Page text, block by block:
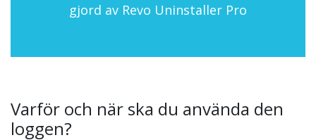
gjord av Revo Uninstaller Pro
Varför och när ska du använda den
loggen?